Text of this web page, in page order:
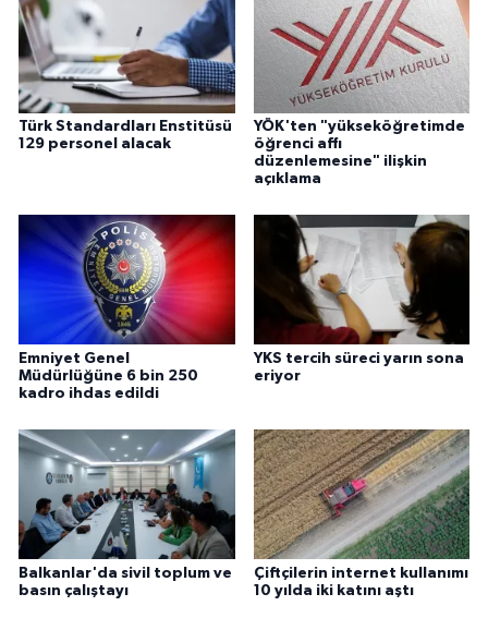
Türk Standardları Enstitüsü
129 personel alacak
YÖK'ten "yükseköğretimde
öğrenci affı
düzenlemesine" ilişkin
açıklama
Emniyet Genel
Müdürlüğüne 6 bin 250
kadro ihdas edildi
YKS tercih süreci yarın sona
eriyor
Balkanlar'da sivil toplum ve
basın çalıştayı
Çiftçilerin internet kullanımı
10 yılda iki katını aştı